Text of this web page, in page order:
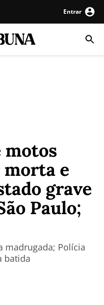
Entrar
motos
e
grave
Paulo;
madrugada; Polícia
batida